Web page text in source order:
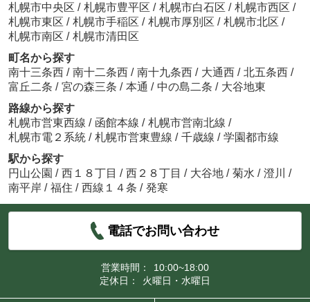
札幌市中央区 / 札幌市豊平区 / 札幌市白石区 / 札幌市西区 /
札幌市東区 / 札幌市手稲区 / 札幌市厚別区 / 札幌市北区 /
札幌市南区 / 札幌市清田区
町名から探す
南十三条西 / 南十二条西 / 南十九条西 / 大通西 / 北五条西 /
富丘二条 / 宮の森三条 / 本通 / 中の島二条 / 大谷地東
路線から探す
札幌市営東西線 / 函館本線 / 札幌市営南北線 /
札幌市電２系統 / 札幌市営東豊線 / 千歳線 / 学園都市線
駅から探す
円山公園 / 西１８丁目 / 西２８丁目 / 大谷地 / 菊水 / 澄川
/
南平岸 / 福住 / 西線１４条 / 発寒
電話でお問い合わせ
営業時間：
10:00~18:00
定休日：
火曜日・水曜日